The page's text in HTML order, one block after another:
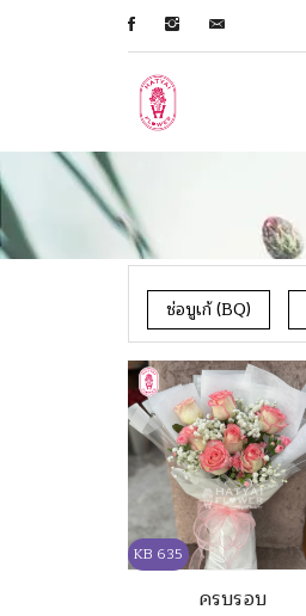
ช่อบูเก้ (BQ)
KB 635
ครบรอบ